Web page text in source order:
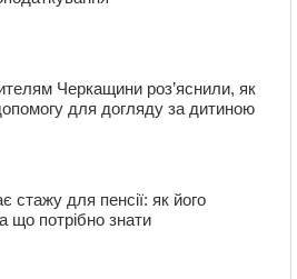
Черкащини роз’яснили, як
для догляду за дитиною
стажу для пенсії: як його
що потрібно знати